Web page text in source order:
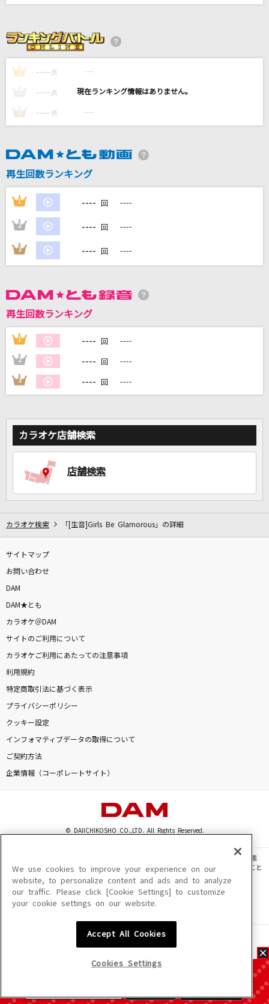
ライラック
Mrs. GREEN APPLE
瞑目の白き残像
藤原泰衡(鳥海浩輔)
DAMの新曲・ランキングなど
カラオケ最新情報をチェック！
DAMに会員登録・ログインして
家族や友達と一緒に！練習にも！
1 ---- 点 ----
---- 点 ----
3 ---- 点 ----
再生回数ランキング
1 ---- 回 ----
2 ---- 回 ----
3 ---- 回 ----
再生回数ランキング
1 ---- 回 ----
2 ---- 回 ----
3 ---- 回 ----
カラオケ店舗検索
店舗検索
カラオケ検索 「[生音]Girls Be Glamorous」の詳細
サイトマップ
お問い合わせ
DAM
DAM★とも
カラオケ＠DAM
サイトのご利用について
カラオケご利用にあたっての注意事項
利用規約
特定商取引法に基づく表示
プライバシーポリシー
クッキー設定
インフォマティブデータの取得について
ご契約方法
企業情報（コーポレートサイト）
© DAIICHIKOSHO CO.,LTD. All Rights Reserved.
このサイトに掲載されている一切の文章・画像・写真・動画・音声等を、手段や形態
を問わず、著作権法の定める範囲を超えて無断で複製、転載、ファイル化などすること
を禁じます。
楽曲及びコンテンツは、機種によりご利用いただけない場合があります。
楽曲及びコンテンツの配信日、配信内容が変更になる場合があります。
We use cookies to improve your experience on our
website, to personalize content and ads and to analyze
our traffic. Please click [Cookie Settings] to customize
your cookie settings on our website.
Accept All Cookies
Cookies Settings